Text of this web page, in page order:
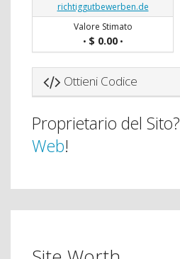
richtiggutbewerben.de
Valore Stimato
• $ 0.00•
Ottieni Codice
Proprietario del Sito?
Web!